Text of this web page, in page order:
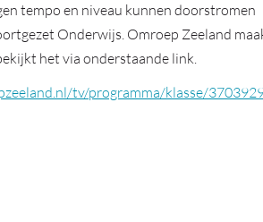
tempo en niveau kunnen doorstromen
Onderwijs. Omroep Zeeland
het via onderstaande link.
tv/programma/klasse/